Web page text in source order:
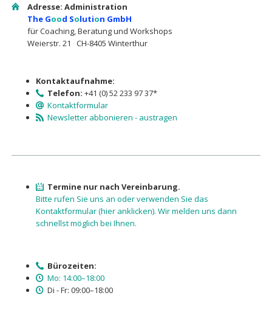
Adresse: Administration
The Good Solution GmbH
für Coaching, Beratung und Workshops
Weierstr. 21 CH-8405 Winterthur
Kontaktaufnahme:
Telefon: +41 (0) 52 233 97 37*
Kontaktformular
Newsletter abbonieren - austragen
Termine nur nach Vereinbarung.
Bitte rufen Sie uns an oder verwenden Sie das
Kontaktformu­lar (hier anklicken). Wir melden uns dann
schnellst möglich bei Ihnen.
Bürozeiten:
Mo: 14:00–18:00
Di - Fr: 09:00–18:00